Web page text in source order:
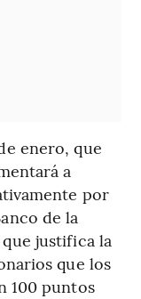
enero, que
a
por
de la
justifica la
que los
100 puntos